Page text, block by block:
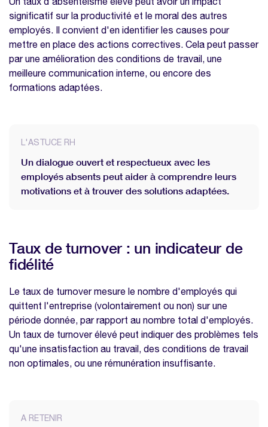
significatif sur la productivité et le moral des autres
employés. Il convient d'en identifier les causes pour
mettre en place des actions correctives. Cela peut passer
par une amélioration des conditions de travail, une
meilleure communication interne, ou encore des
formations adaptées.
L'ASTUCE RH
Un dialogue ouvert et respectueux avec les
employés absents peut aider à comprendre leurs
motivations et à trouver des solutions adaptées.
Taux de turnover : un indicateur de
fidélité
Le taux de turnover mesure le nombre d'employés qui
quittent l'entreprise (volontairement ou non) sur une
période donnée, par rapport au nombre total d'employés.
Un taux de turnover élevé peut indiquer des problèmes tels
qu'une insatisfaction au travail, des conditions de travail
non optimales, ou une rémunération insuffisante.
A RETENIR